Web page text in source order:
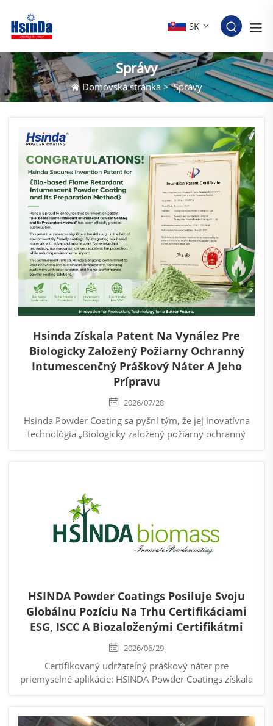
SK
Správy
Domovská stránka>Správy
Hsinda Získala Patent Na Vynález Pre
Biologicky Založený Požiarny Ochranný
Intumescenčný Práškový Náter A Jeho
Prípravu
2026/07/28
Hsinda Powder Coating sa pyšní tým, že jej inovatívna
technológia „Biologicky založený požiarny ochranný
HSINDA Powder Coatings Posiluje Svoju
Globálnu Pozíciu Na Trhu Certifikáciami
ESG, ISCC A Biozaloženými Certifikátmi
2026/06/29
Certifikovaný udržateľný práškový náter pre
priemyselné aplikácie: HSINDA Powder Coatings získala
globálnom priemysle povrchových úprav...